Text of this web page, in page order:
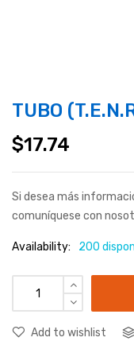
TUBO
$17.74
Si desea más
comuníquese con
Availability: 200
Add to wishlist